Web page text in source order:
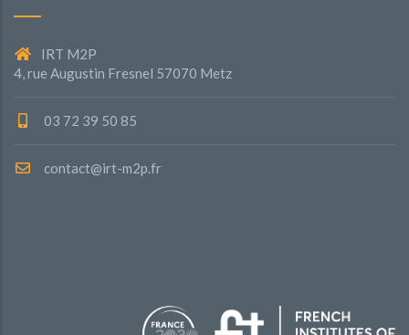
IRT M2P
4, rue Augustin Fresnel 57070 Metz
03 72 39 50 85
contact@irt-m2p.fr